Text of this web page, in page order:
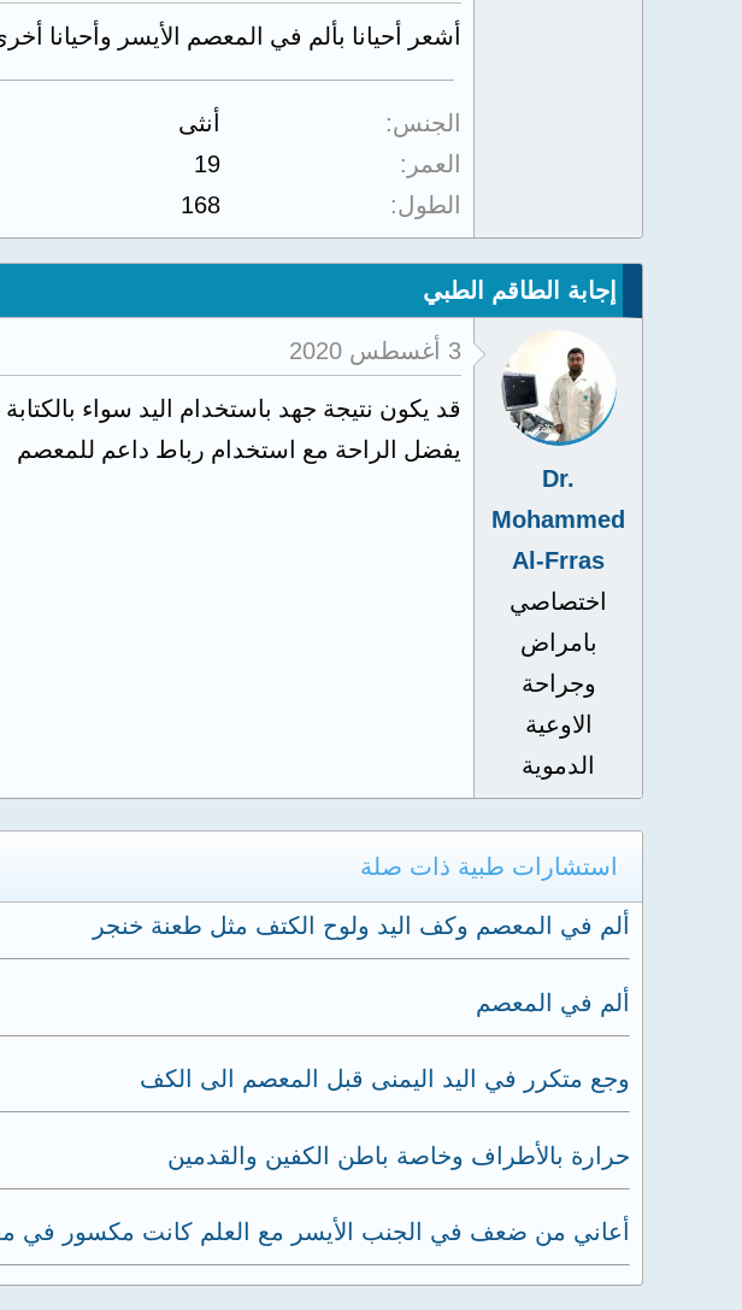
أشعر أحيانا بألم في المعصم الأيسر وأحيانا
الجنس
أنثى
العمر
19
الطول
168
إجابة الطاقم الطبي
Dr.
Mohammed
Al-Frras
اختصاصي
بامراض
وجراحة
الاوعية
الدموية
3 أغسطس 2020
قد يكون نتيجة جهد باستخدام اليد سواء
يفضل الراحة مع استخدام رباط داعم للمعصم
استشارات طبية ذات صلة
ألم في المعصم وكف اليد ولوح الكتف مثل طعنة خنجر
ألم في المعصم
وجع متكرر في اليد اليمنى قبل المعصم الى الكف
حرارة بالأطراف وخاصة باطن الكفين والقدمين
أعاني من ضعف في الجنب الأيسر مع العلم كانت مكسور في